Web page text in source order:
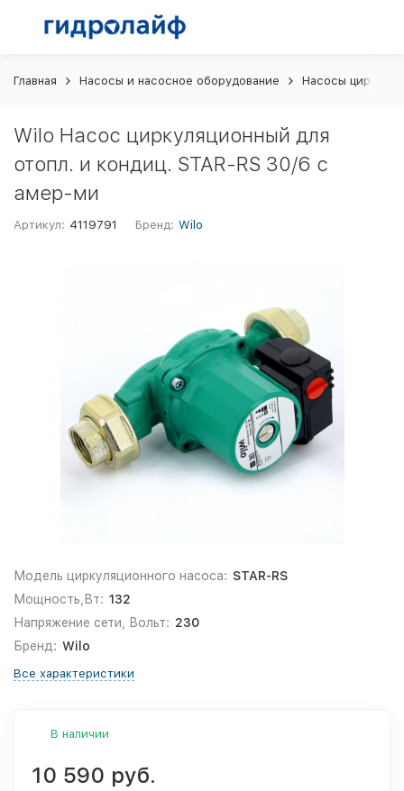
Главная Насосы и насосное оборудование Насосы
Wilo Насос циркуляционный для
отопл. и кондиц. STAR-RS 30/6 с
амер-ми
Артикул: 4119791 Бренд: Wilo
Модель циркуляционного насоса: STAR-RS
Мощность,Вт: 132
Напряжение сети, Вольт: 230
Бренд: Wilo
Все характеристики
В наличии
10 590 руб.